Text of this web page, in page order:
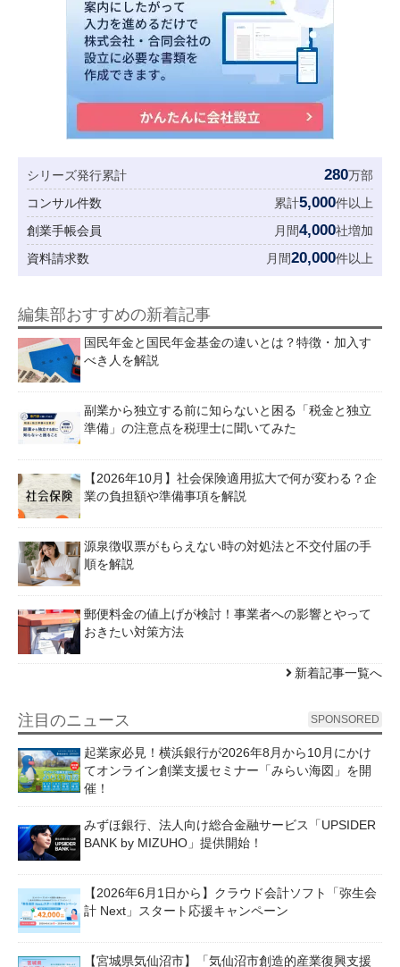
シリーズ発行累計 280万部
コンサル件数
累計5,000件以上
創業手帳会員
月間4,000社増加
資料請求数
月間20,000件以上
編集部おすすめの新着記事
国民年金と国民年金基金の違いとは？特徴・加入す
べき人を解説
副業から独立する前に知らないと困る「税金と独立
準備」の注意点を税理士に聞いてみた
【2026年10月】社会保険適用拡大で何が変わる？企
業の負担額や準備事項を解説
源泉徴収票がもらえない時の対処法と不交付届の手
順を解説
郵便料金の値上げが検討！事業者への影響とやって
おきたい対策方法
新着記事一覧へ
注目のニュース SPONSORED
起業家必見！横浜銀行が2026年8月から10月にかけ
てオンライン創業支援セミナー「みらい海図」を開
催！
みずほ銀行、法人向け総合金融サービス「UPSIDER
BANK by MIZUHO」提供開始！
【2026年6月1日から】クラウド会計ソフト「弥生会
計 Next」スタート応援キャンペーン
【宮城県気仙沼市】「気仙沼市創造的産業復興支援